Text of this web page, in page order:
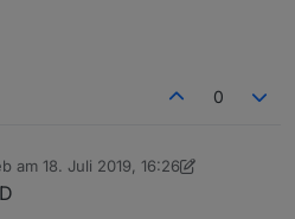
0
am 18. Juli 2019, 16:26
editiert von padrino9. Dez. 2019, 17:16